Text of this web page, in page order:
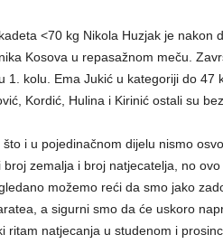
<70 kg Nikola Huzjak je nakon
Kosova u repasažnom meču.
1. kolu. Ema Jukić u kategoriji do 47
Kordić, Hulina i Kirinić ostali su
što i u pojedinačnom dijelu nismo
zemalja i broj natjecatelja, no
možemo reći da smo jako
a sigurni smo da će uskoro
ritam natjecanja u studenom i